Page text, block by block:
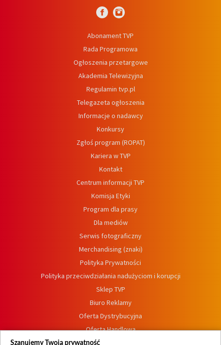
Abonament TVP
Rada Programowa
Ogłoszenia przetargowe
Akademia Telewizyjna
Regulamin tvp.pl
Telegazeta ogłoszenia
Informacje o nadawcy
Konkursy
Zgłoś program (ROPAT)
Kariera w TVP
Kontakt
Centrum informacji TVP
Komisja Etyki
Program dla prasy
Dla mediów
Serwis fotograficzny
Merchandising (znaki)
Polityka Prywatności
Polityka przeciwdziałania nadużyciom i korupcji
Sklep TVP
Biuro Reklamy
Oferta Dystrybucyjna
Oferta Handlowa
Dostępność
Szanujemy Twoją prywatność